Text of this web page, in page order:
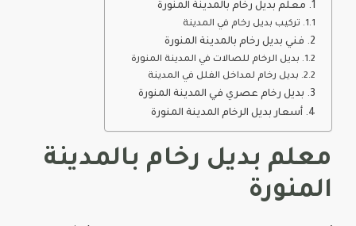
معلم بديل رخام بالمدينة المنورة
تركيب بديل رخام في المدينة
فني بديل رخام بالمدينة المنورة
بديل الرخام للصالات في المدينة المنورة
بديل رخام لمداخل الفلل في المدينة
بديل رخام عصري في المدينة المنورة
أسعار بديل الرخام المدينة المنورة
معلم بديل رخام بالمدينة
المنورة